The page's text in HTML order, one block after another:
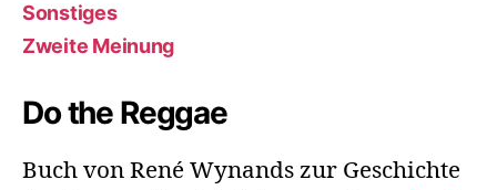
Sonstiges
Zweite Meinung
Do the Reggae
Buch von René Wynands zur Geschichte